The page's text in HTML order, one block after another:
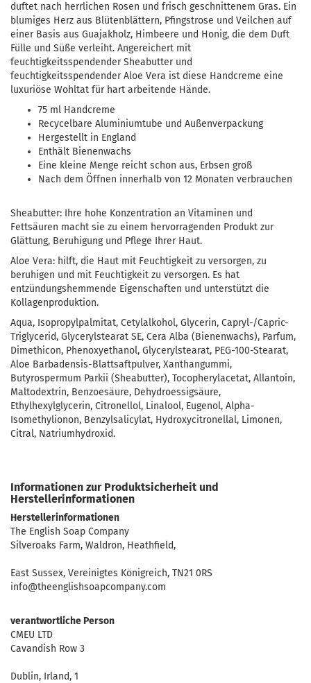
duftet nach herrlichen Rosen und frisch geschnittenem Gras. Ein
blumiges Herz aus Blütenblättern, Pfingstrose und Veilchen auf
einer Basis aus Guajakholz, Himbeere und Honig, die dem Duft
Fülle und Süße verleiht. Angereichert mit
feuchtigkeitsspendender Sheabutter und
feuchtigkeitsspendender Aloe Vera ist diese Handcreme eine
luxuriöse Wohltat für hart arbeitende Hände.
75 ml Handcreme
Recycelbare Aluminiumtube und Außenverpackung
Hergestellt in England
Enthält Bienenwachs
Eine kleine Menge reicht schon aus, Erbsen groß
Nach dem Öffnen innerhalb von 12 Monaten verbrauchen
Sheabutter: Ihre hohe Konzentration an Vitaminen und
Fettsäuren macht sie zu einem hervorragenden Produkt zur
Glättung, Beruhigung und Pflege Ihrer Haut.
Aloe Vera: hilft, die Haut mit Feuchtigkeit zu versorgen, zu
beruhigen und mit Feuchtigkeit zu versorgen. Es hat
entzündungshemmende Eigenschaften und unterstützt die
Kollagenproduktion.
Aqua, Isopropylpalmitat, Cetylalkohol, Glycerin, Capryl-/Capric-
Triglycerid, Glycerylstearat SE, Cera Alba (Bienenwachs), Parfum,
Dimethicon, Phenoxyethanol, Glycerylstearat, PEG-100-Stearat,
Aloe Barbadensis-Blattsaftpulver, Xanthangummi,
Butyrospermum Parkii (Sheabutter), Tocopherylacetat, Allantoin,
Maltodextrin, Benzoesäure, Dehydroessigsäure,
Ethylhexylglycerin, Citronellol, Linalool, Eugenol, Alpha-
Isomethylionon, Benzylsalicylat, Hydroxycitronellal, Limonen,
Citral, Natriumhydroxid.
Informationen zur Produktsicherheit und
Herstellerinformationen
Herstellerinformationen
The English Soap Company
Silveroaks Farm, Waldron, Heathfield,
East Sussex, Vereinigtes Königreich, TN21 0RS
info@theenglishsoapcompany.com
verantwortliche Person
CMEU LTD
Cavandish Row 3
Dublin, Irland, 1